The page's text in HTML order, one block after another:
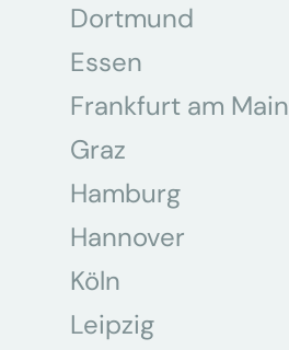
Dortmund
Essen
Frankfurt am Main
Graz
Hamburg
Hannover
Köln
Leipzig